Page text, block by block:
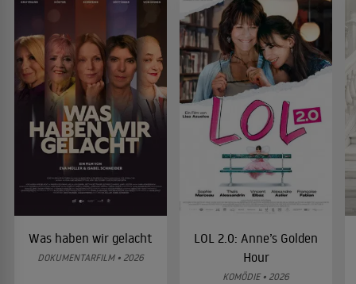
Was haben wir gelacht
DOKUMENTARFILM • 2026
LOL 2.0: Anne’s Golden
Hour
KOMÖDIE • 2026